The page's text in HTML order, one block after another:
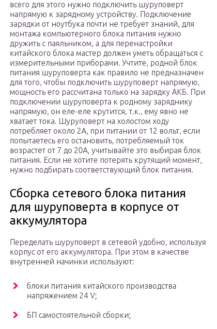
всего для этого нужно подключить шуруповерт
напрямую к зарядному устройству. Подключение
зарядки от ноутбука почти не требует знаний, для
монтажа компьютерного блока питания нужно
дружить с паяльником, а для перенастройки
китайского блока мастер должен уметь обращаться с
измерительными приборами. Учтите, родной блок
питания шуруповерта как правило не предназначен
для того, чтобы подключить шуруповерт напрямую,
мощность его рассчитана только на зарядку АКБ. При
подключении шуруповерта к родному заряднику
напрямую, он еле-еле крутится, т.к., ему явно не
хватает тока. Шуруповерт на холостом ходу
потребляет около 2А, при питании от 12 вольт, если
попытаетесь его остановить, потребляемый ток
возрастет от 7 до 20А, учитывайте это выбирая блок
питания. Если не хотите потерять крутящий момент,
нужно подбирать соответствующий блок питания.
Сборка сетевого блока питания
для шуруповерта в корпусе от
аккумулятора
Переделать шуруповерт в сетевой удобно, используя
корпус от его аккумулятора. При этом в качестве
внутренней начинки используют:
блоки питания китайского производства
напряжением 24 V;
БП самостоятельной сборки;